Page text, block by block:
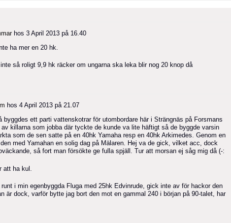
hos 3 April 2013 på 16.40
ha mer en 20 hk.
så roligt 9,9 hk räcker om ungarna ska leka blir nog 20 knop då
hos 4 April 2013 på 21.07
byggdes ett parti vattenskotrar för utombordare här i Strängnäs på Forsmans
killarna som jobba där tyckte de kunde va lite häftigt så de byggde varsin
som de sen satte på en 40hk Yamaha resp en 40hk Arkimedes. Genom en
med Yamahan en solig dag på Mälaren. Hej va de gick, vilket acc, dock
så fort man försökte ge fulla spjäll. Tur att morsan ej såg mig då (-:
att ha kul.
i min egenbyggda Fluga med 25hk Edvinrude, gick inte av för hackor den
är dock, varför bytte jag bort den mot en gammal 240 i början på 90-talet, har